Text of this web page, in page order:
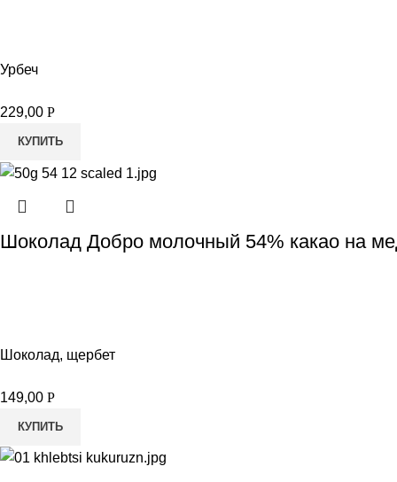
Урбеч
229,00 Р
КУПИТЬ
Шоколад Добро молочный 54% какао на
Шоколад, щербет
149,00 Р
КУПИТЬ